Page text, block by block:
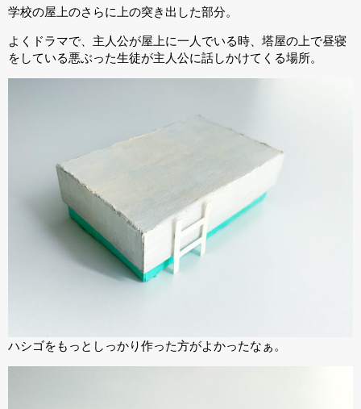
学校の屋上のさらに上の突き出した部分。
よくドラマで、主人公が屋上に一人でいる時、塔屋の上で昼寝
をしている悪ぶった生徒が主人公に話しかけてくる場所。
ハシゴをもっとしっかり作った方がよかったなぁ。